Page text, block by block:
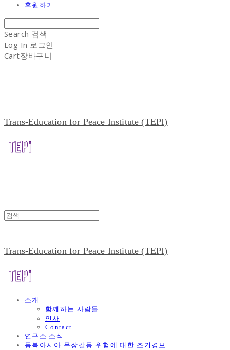
후원하기
Search 검색
Log In 로그인
Cart장바구니
Trans-Education for Peace Institute (TEPI)
Trans-Education for Peace Institute (TEPI)
소개
함께하는 사람들
인사
Contact
연구소 소식
동북아시아 무장갈등 위험에 대한 조기경보